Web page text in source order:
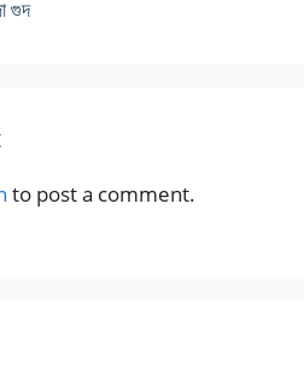
গুদ
to post a comment.